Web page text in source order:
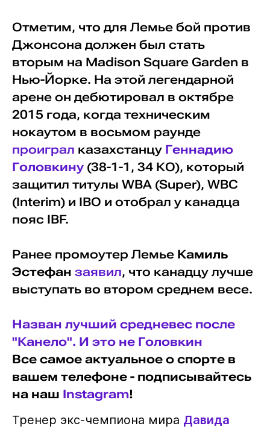
Отметим, что для Лемье бой против
Джонсона должен был стать
вторым на Madison Square Garden в
Нью-Йорке. На этой легендарной
арене он дебютировал в октябре
2015 года, когда техническим
нокаутом в восьмом раунде
проиграл казахстанцу Геннадию
Головкину(38-1-1, 34 КО), который
защитил титулы WBA (Super), WBC
(Interim) и IBO и отобрал у канадца
пояс IBF.
Ранее промоутер ЛемьеКамиль
Эстефан заявил, что канадцу лучше
выступать во втором среднем весе.
Назван лучший средневес после
"Канело". И это не Головкин
Все самое актуальное о спорте в
вашем телефоне - подписывайтесь
на наш Instagram!
Тренер экс-чемпиона мира Давида